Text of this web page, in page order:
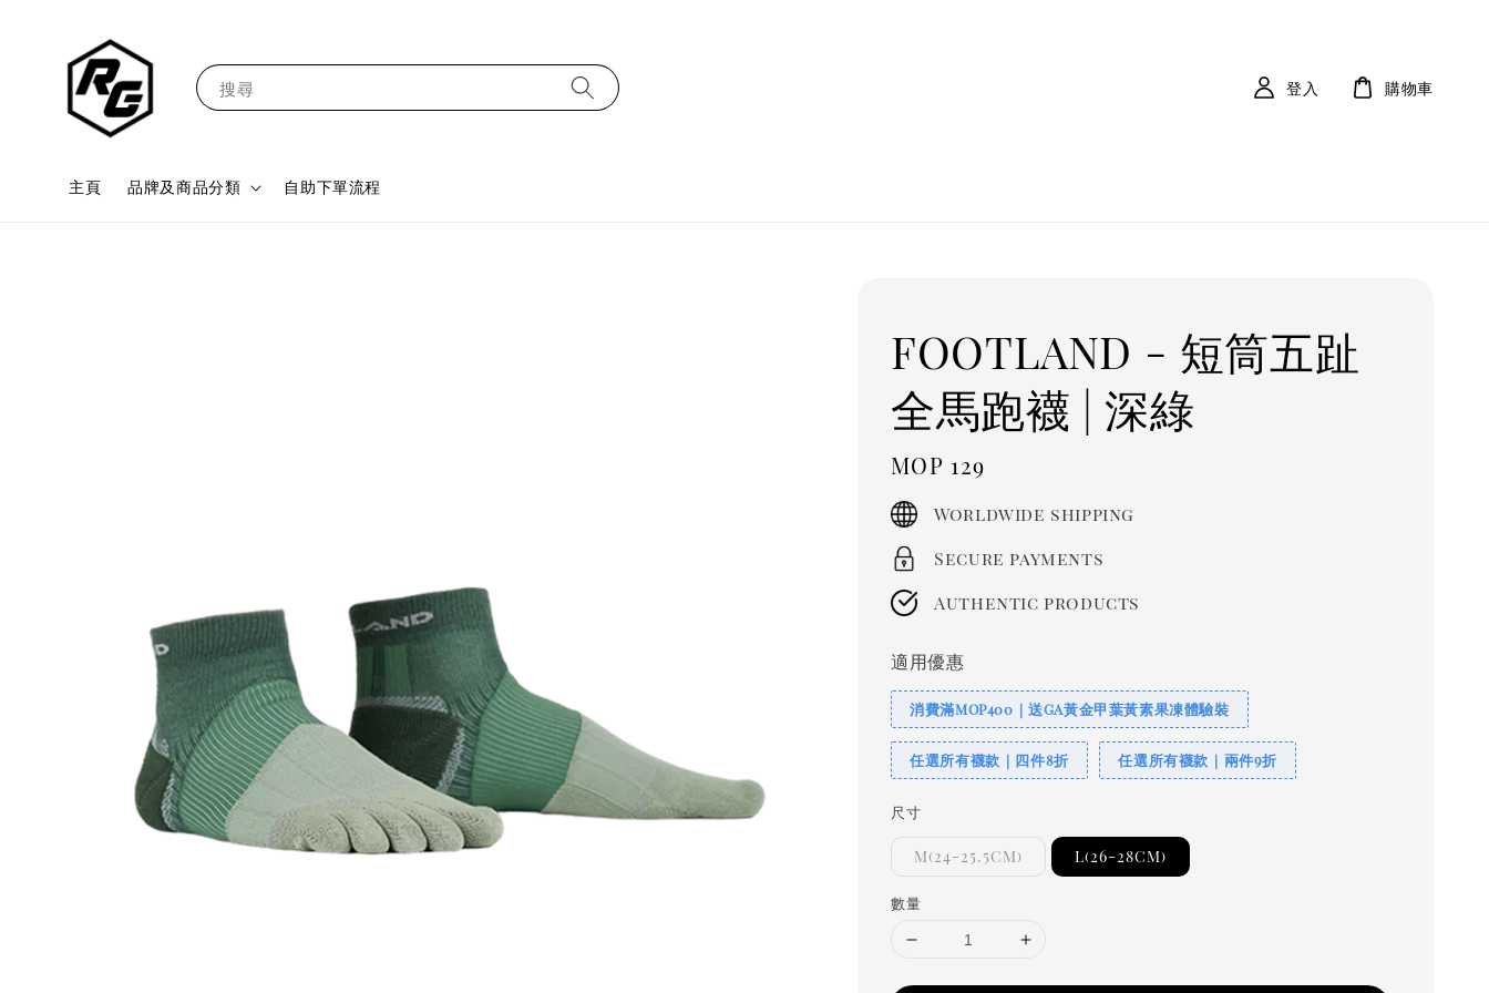
搜尋
主頁 品牌及商品分類 自助下單流程
登入 購物車
FOOTLAND - 短筒五趾
全馬跑襪 | 深綠
Regular
price
MOP 129
Worldwide shipping
Secure payments
Authentic products
適用優惠
消費滿MOP400｜送GA黃金甲葉黃素果凍體驗裝
任選所有襪款｜四件8折 任選所有襪款｜兩件9折
尺寸
M(24-25.5CM) L(26-28CM)
數量